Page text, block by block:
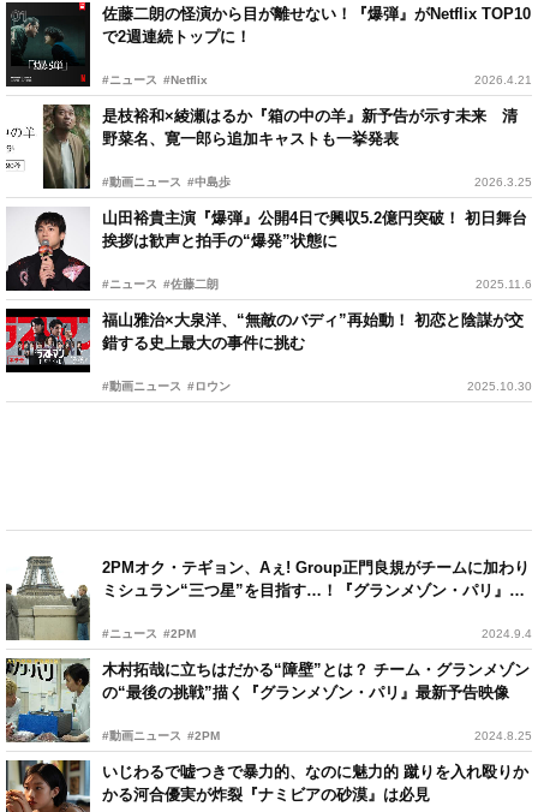
佐藤二朗の怪演から目が離せない！『爆弾』がNetflix TOP10
で2週連続トップに！
#ニュース #Netflix 2026.4.21
是枝裕和×綾瀬はるか『箱の中の羊』新予告が示す未来 清
野菜名、寛一郎ら追加キャストも一挙発表
#動画ニュース #中島歩 2026.3.25
山田裕貴主演『爆弾』公開4日で興収5.2億円突破！ 初日舞台
挨拶は歓声と拍手の“爆発”状態に
#ニュース #佐藤二朗 2025.11.6
福山雅治×大泉洋、“無敵のバディ”再始動！ 初恋と陰謀が交
錯する史上最大の事件に挑む
#動画ニュース #ロウン 2025.10.30
2PMオク・テギョン、Aぇ! Group正門良規がチームに加わり
ミシュラン“三つ星”を目指す…！『グランメゾン・パリ』場
#ニュース #2PM 2024.9.4
木村拓哉に立ちはだかる“障壁”とは？ チーム・グランメゾン
の“最後の挑戦”描く『グランメゾン・パリ』最新予告映像
#動画ニュース #2PM 2024.8.25
いじわるで嘘つきで暴力的、なのに魅力的 蹴りを入れ殴りか
かる河合優実が炸裂『ナミビアの砂漠』は必見